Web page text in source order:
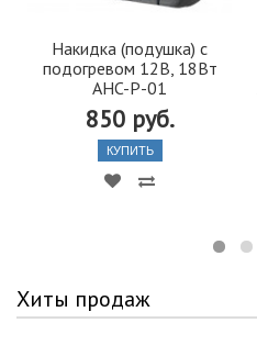
Накидка (подушка) с
подогревом 12В, 18Вт
AHC-P-01
850 руб.
КУПИТЬ
Хиты продаж